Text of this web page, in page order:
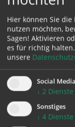
Hier können Sie
nutzen möchten,
Sagen! Aktivieren
es für richtig halten.
unsere
Social Media
↓ 2 Dienste
Sonstiges
↓ 4 Dienste